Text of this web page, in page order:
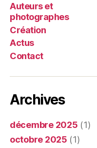
Auteurs et
photographes
Création
Actus
Contact
Archives
décembre 2025 (1)
octobre 2025 (1)